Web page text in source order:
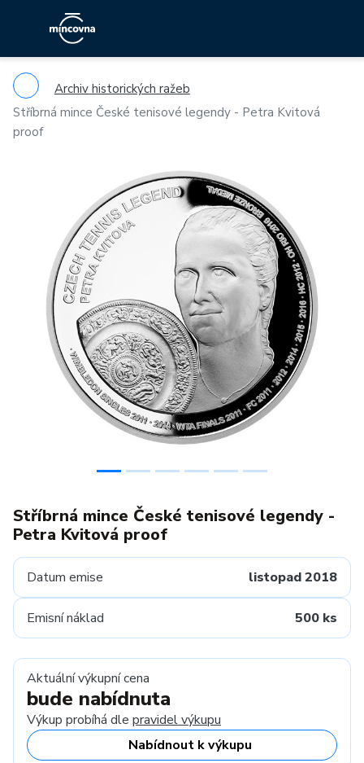
Archiv historických ražeb
Stříbrná mince České tenisové legendy - Petra Kvitová
proof
Previous
Stříbrná mince České tenisové legendy -
Petra Kvitová proof
Datum emise listopad 2018
Emisní náklad 500 ks
Aktuální výkupní cena
bude nabídnuta
Výkup probíhá dle pravidel výkupu
Nabídnout k výkupu